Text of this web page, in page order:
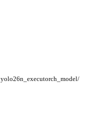
yolo26n_executorch_model/